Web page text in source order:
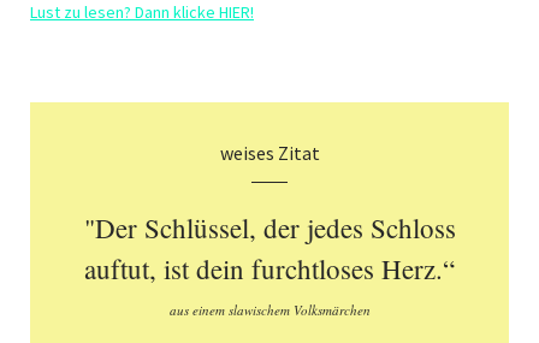
Lust zu lesen? Dann klicke HIER!
weises Zitat
"Der Schlüssel, der jedes Schloss
auftut, ist dein furchtloses Herz.“
aus einem slawischem Volksmärchen